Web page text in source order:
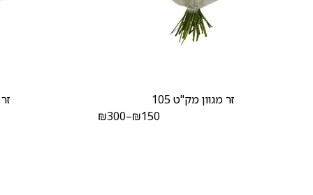
זר מגוון מק"ט 105
₪150
–
₪300